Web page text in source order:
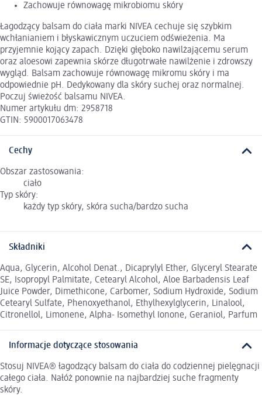
Zachowuje równowagę mikrobiomu skóry
Łagodzący balsam do ciała marki NIVEA cechuje się szybkim
wchłanianiem i błyskawicznym uczuciem odświeżenia. Ma
przyjemnie kojący zapach. Dzięki głęboko nawilżającemu serum
oraz aloesowi zapewnia skórze długotrwałe nawilżenie i zdrowszy
wygląd. Balsam zachowuje równowagę mikromu skóry i ma
odpowiednie pH. Dedykowany dla skóry suchej oraz normalnej.
Poczuj świeżość balsamu NIVEA.
Numer artykułu dm: 2958718
GTIN: 5900017063478
Cechy
Obszar zastosowania:
ciało
Typ skóry:
każdy typ skóry, skóra sucha/bardzo sucha
Składniki
Aqua, Glycerin, Alcohol Denat., Dicaprylyl Ether, Glyceryl Stearate
SE, Isopropyl Palmitate, Cetearyl Alcohol, Aloe Barbadensis Leaf
Juice Powder, Dimethicone, Carbomer, Sodium Hydroxide, Sodium
Cetearyl Sulfate, Phenoxyethanol, Ethylhexylglycerin, Linalool,
Citronellol, Limonene, Alpha- Isomethyl Ionone, Geraniol, Parfum
Informacje dotyczące stosowania
Stosuj NIVEA® łagodzący balsam do ciała do codziennej pielęgnacji
całego ciała. Nałóż ponownie na najbardziej suche fragmenty
skóry.